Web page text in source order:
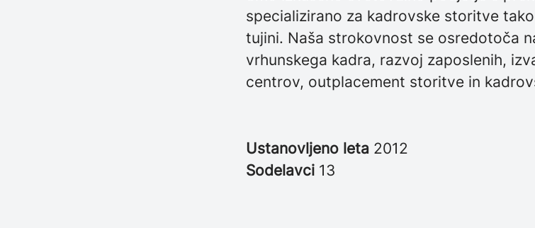
specializirano za kadrovske storitve
tujini. Naša strokovnost se osredotoča
vrhunskega kadra, razvoj zaposlenih,
centrov, outplacement storitve in
Ustanovljeno leta 2012
Sodelavci 13